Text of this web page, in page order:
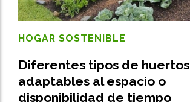
Diferentes tipos de huertos
adaptables al espacio o
disponibilidad de tiempo
HOGAR SOSTENIBLE